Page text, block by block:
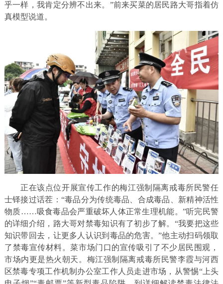
乎一样，我肯定分辨不出来。”前来买菜的居民路大哥指着仿
真模型说道。
正在该点位开展宣传工作的梅江强制隔离戒毒所民警任
士铎接过话茬：“毒品分为传统毒品、合成毒品、新精神活性
物质……吸食毒品会严重破坏人体正常生理机能。”听完民警
的详细介绍，路大哥对禁毒知识有了初步了解。“我要把这些
知识带回去，让更多人认识到毒品的危害。”他主动扫码领取
了禁毒宣传材料。菜市场门口的宣传吸引了不少居民围观，
市场内更是热火朝天。梅江强制隔离戒毒所民警李霞与河西
区禁毒专项工作机制办公室工作人员走进市场，从警惕“上头